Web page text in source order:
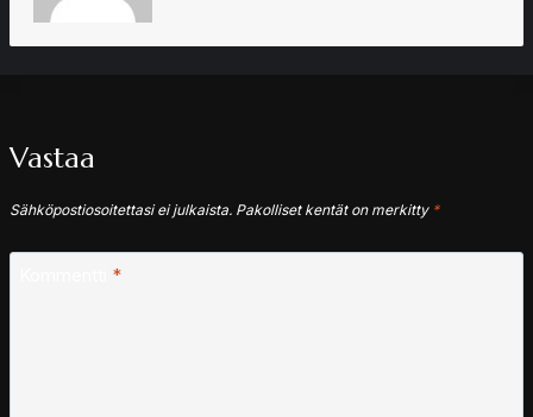
Vastaa
Sähköpostiosoitettasi ei julkaista. Pakolliset kentät on merkitty *
*